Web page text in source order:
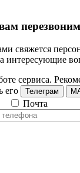
перезвоним
свяжется
интересующие
сервиса.
его
Телеграм
Почта